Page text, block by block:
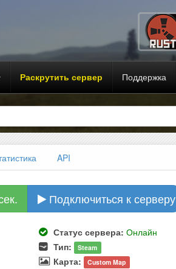
Раскрутить сервер Поддержка
API
Подключиться к серверу
Статус сервера: Онлайн
Тип: Steam
Карта: Custom Map